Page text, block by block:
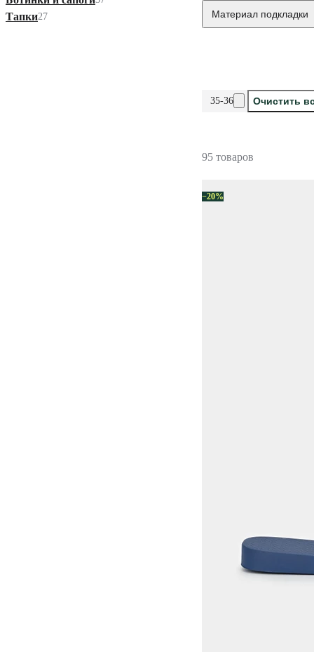
Тапки27 Материал подкладки
35-36 Очистить
95 товаров
−20%